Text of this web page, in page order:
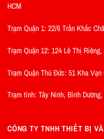
HCM
Trạm Quận 1: 22/6 Trần Khắc
Trạm Quận 12: 124 Lê Thị
Trạm Quận Thủ Đức: 51 Kha
Trạm tỉnh: Tây Ninh, Bình
CÔNG TY TNHH THIẾT BỊ